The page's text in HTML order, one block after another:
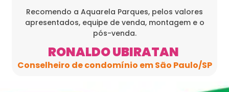
Recomendo a Aquarela Parques, pelos valores
apresentados, equipe de venda, montagem e o
pós-venda.
RONALDO UBIRATAN
Conselheiro de condomínio em São Paulo/SP